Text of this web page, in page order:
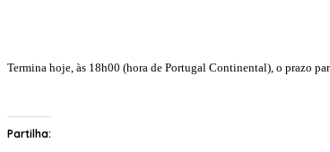
Termina hoje, às 18h00 (hora de Portugal Continental), o prazo
Partilha: